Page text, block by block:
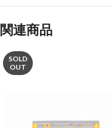
関連商品
SOLD
OUT